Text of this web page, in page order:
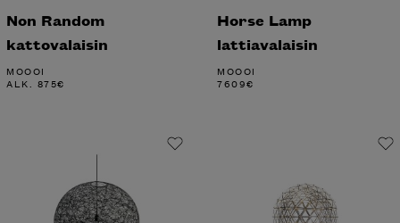
Non Random
kattovalaisin
MOOOI
ALK. 875€
Horse Lamp
lattiavalaisin
MOOOI
7609€